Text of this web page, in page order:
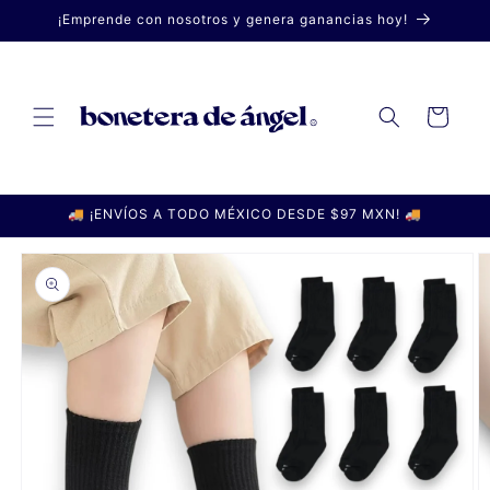
directamente
al contenido
¡Emprende con nosotros y genera ganancias hoy!
Carrito
🚚 ¡ENVÍOS A TODO MÉXICO DESDE $97 MXN! 🚚
directamente
información
del producto